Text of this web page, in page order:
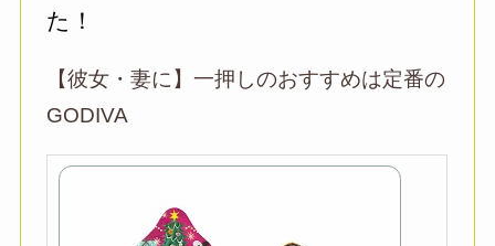
た！
【彼女・妻に】一押しのおすすめは定番の
GODIVA